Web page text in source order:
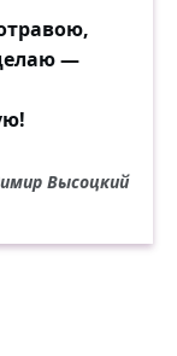
—
Высоцкий